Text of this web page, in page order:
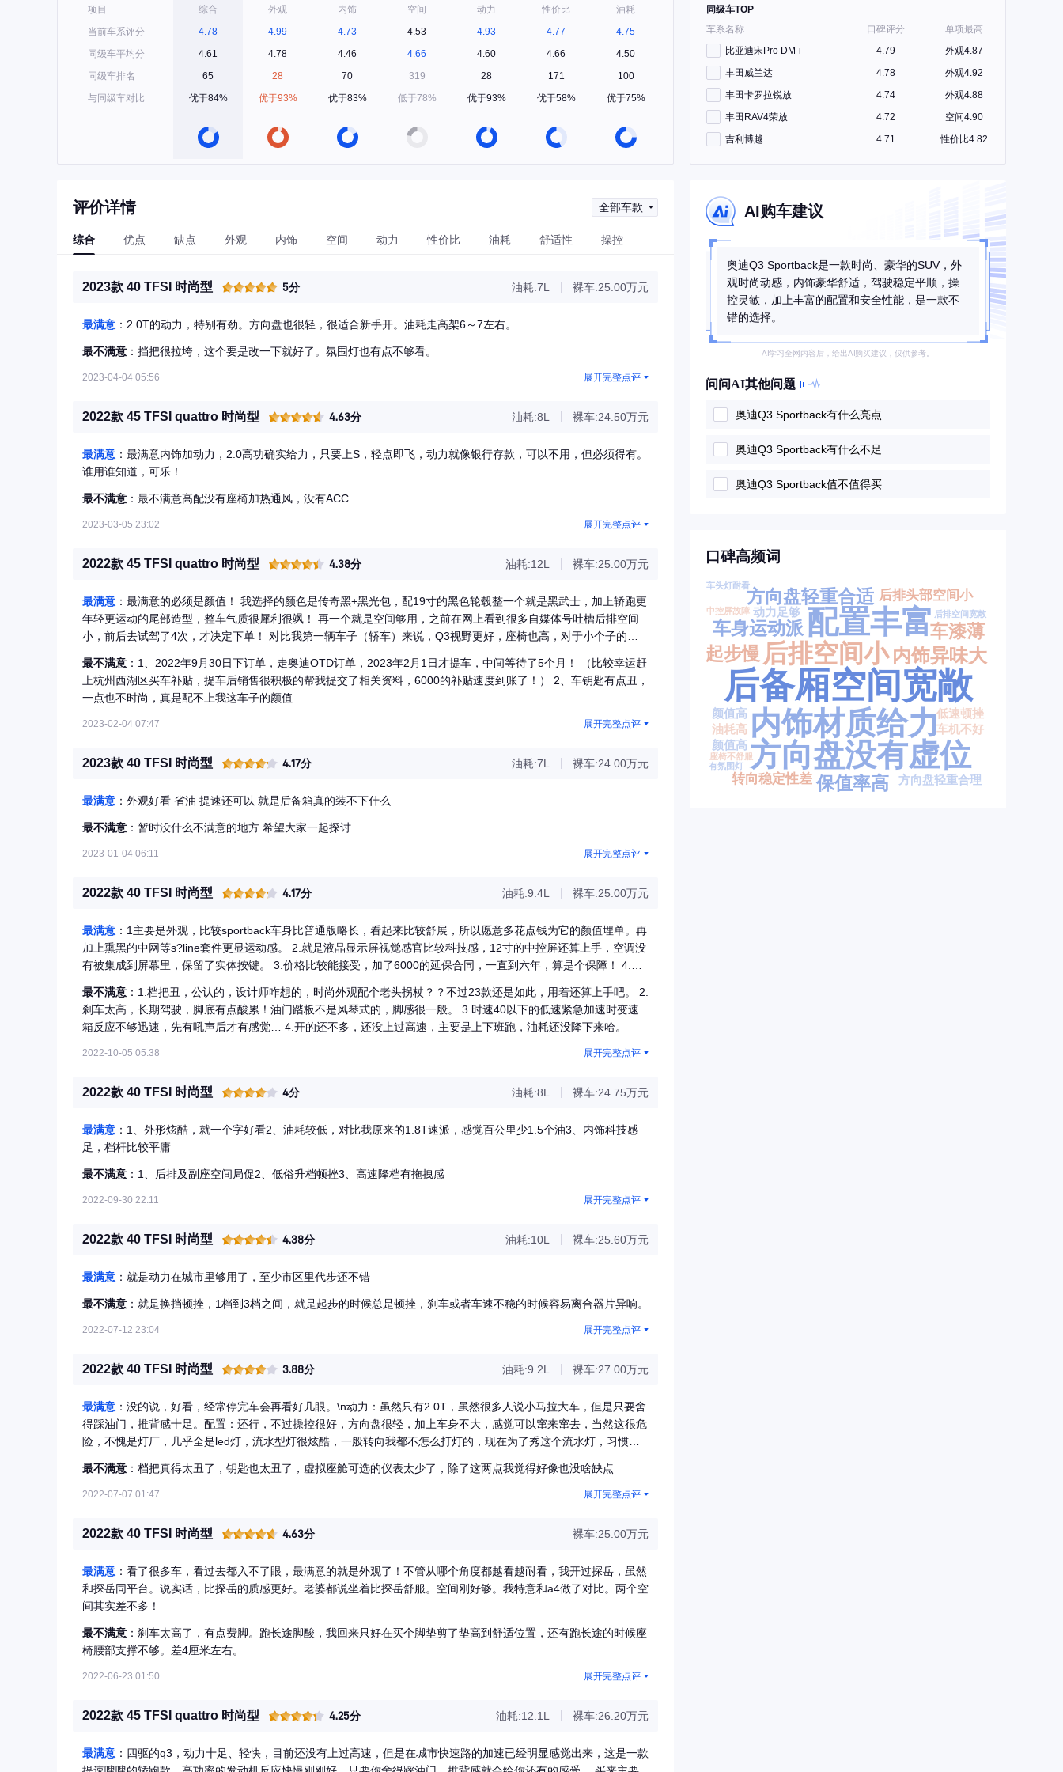
项目
当前车系评分
同级车平均分
同级车排名
与同级车对比
综合
4.78
4.61
65
优于84%
外观
4.99
4.78
28
优于93%
内饰
4.73
4.46
70
优于83%
空间
4.53
4.66
319
低于78%
动力
4.93
4.60
28
优于93%
性价比
4.77
4.66
171
优于58%
油耗
4.75
4.50
100
优于75%
同级车TOP
车系名称
口碑评分
单项最高
比亚迪宋Pro DM-i
4.79
外观4.87
丰田威兰达
4.78
外观4.92
丰田卡罗拉锐放
4.74
外观4.88
丰田RAV4荣放
4.72
空间4.90
吉利博越
4.71 性价比4.82
评价详情 全部车款
综合 优点 缺点 外观 内饰 空间 动力 性价比 油耗 舒适性 操控
2023款 40 TFSI 时尚型 5分 油耗:7L 裸车:25.00万元
最满意 ：2.0T的动力，特别有劲。方向盘也很轻，很适合新手开。油耗走高架6～7左右。
最不满意 ：挡把很拉垮，这个要是改一下就好了。氛围灯也有点不够看。
2023-04-04 05:56 展开完整点评
2022款 45 TFSI quattro 时尚型 4.63分 油耗:8L 裸车:24.50万元
最满意 ：最满意内饰加动力，2.0高功确实给力，只要上S，轻点即飞，动力就像银行存款，可以不用，但必须得有。
谁用谁知道，可乐！
最不满意 ：最不满意高配没有座椅加热通风，没有ACC
2023-03-05 23:02 展开完整点评
2022款 45 TFSI quattro 时尚型 4.38分 油耗:12L 裸车:25.00万元
最满意 ：最满意的必须是颜值！ 我选择的颜色是传奇黑+黑光包，配19寸的黑色轮毂整一个就是黑武士，加上轿跑更
年轻更运动的尾部造型，整车气质很犀利很飒！ 再一个就是空间够用，之前在网上看到很多自媒体号吐槽后排空间
小，前后去试驾了4次，才决定下单！ 对比我第一辆车子（轿车）来说，Q3视野更好，座椅也高，对于小个子的我
最不满意 ：1、2022年9月30日下订单，走奥迪OTD订单，2023年2月1日才提车，中间等待了5个月！ （比较幸运赶
上杭州西湖区买车补贴，提车后销售很积极的帮我提交了相关资料，6000的补贴速度到账了！） 2、车钥匙有点丑，
一点也不时尚，真是配不上我这车子的颜值
2023-02-04 07:47 展开完整点评
2023款 40 TFSI 时尚型 4.17分 油耗:7L 裸车:24.00万元
最满意 ：外观好看 省油 提速还可以 就是后备箱真的装不下什么
最不满意 ：暂时没什么不满意的地方 希望大家一起探讨
2023-01-04 06:11 展开完整点评
2022款 40 TFSI 时尚型 4.17分 油耗:9.4L 裸车:25.00万元
最满意 ：1主要是外观，比较sportback车身比普通版略长，看起来比较舒展，所以愿意多花点钱为它的颜值埋单。再
加上熏黑的中网等s?line套件更显运动感。 2.就是液晶显示屏视觉感官比较科技感，12寸的中控屏还算上手，空调没
有被集成到屏幕里，保留了实体按键。 3.价格比较能接受，加了6000的延保合同，一直到六年，算是个保障！ 4.内
位，一百多时速紧急变道有信心，虽然牺牲了部分舒适性能但个人更青睐于此。
最不满意 ：1.档把丑，公认的，设计师咋想的，时尚外观配个老头拐杖？？不过23款还是如此，用着还算上手吧。 2.
刹车太高，长期驾驶，脚底有点酸累！油门踏板不是风琴式的，脚感很一般。 3.时速40以下的低速紧急加速时变速
箱反应不够迅速，先有吼声后才有感觉… 4.开的还不多，还没上过高速，主要是上下班跑，油耗还没降下来哈。
2022-10-05 05:38 展开完整点评
2022款 40 TFSI 时尚型 4分 油耗:8L 裸车:24.75万元
最满意 ：1、外形炫酷，就一个字好看2、油耗较低，对比我原来的1.8T速派，感觉百公里少1.5个油3、内饰科技感
足，档杆比较平庸
最不满意 ：1、后排及副座空间局促2、低俗升档顿挫3、高速降档有拖拽感
2022-09-30 22:11 展开完整点评
2022款 40 TFSI 时尚型 4.38分 油耗:10L 裸车:25.60万元
最满意 ：就是动力在城市里够用了，至少市区里代步还不错
最不满意 ：就是换挡顿挫，1档到3档之间，就是起步的时候总是顿挫，刹车或者车速不稳的时候容易离合器片异响。
2022-07-12 23:04 展开完整点评
2022款 40 TFSI 时尚型 3.88分 油耗:9.2L 裸车:27.00万元
最满意 ：没的说，好看，经常停完车会再看好几眼。\n动力：虽然只有2.0T，虽然很多人说小马拉大车，但是只要舍
得踩油门，推背感十足。配置：还行，不过操控很好，方向盘很轻，加上车身不大，感觉可以窜来窜去，当然这很危
险，不愧是灯厂，几乎全是led灯，流水型灯很炫酷，一般转向我都不怎么打灯的，现在为了秀这个流水灯，习惯性
最不满意 ：档把真得太丑了，钥匙也太丑了，虚拟座舱可选的仪表太少了，除了这两点我觉得好像也没啥缺点
2022-07-07 01:47 展开完整点评
2022款 40 TFSI 时尚型 4.63分 裸车:25.00万元
最满意 ：看了很多车，看过去都入不了眼，最满意的就是外观了！不管从哪个角度都越看越耐看，我开过探岳，虽然
和探岳同平台。说实话，比探岳的质感更好。老婆都说坐着比探岳舒服。空间刚好够。我特意和a4做了对比。两个空
间其实差不多！
最不满意 ：刹车太高了，有点费脚。跑长途脚酸，我回来只好在买个脚垫剪了垫高到舒适位置，还有跑长途的时候座
椅腰部支撑不够。差4厘米左右。
2022-06-23 01:50 展开完整点评
2022款 45 TFSI quattro 时尚型 4.25分 油耗:12.1L 裸车:26.20万元
最满意 ：四驱的q3，动力十足、轻快，目前还没有上过高速，但是在城市快速路的加速已经明显感觉出来，这是一款
AI购车建议
奥迪Q3 Sportback是一款时尚、豪华的SUV，外
观时尚动感，内饰豪华舒适，驾驶稳定平顺，操
控灵敏，加上丰富的配置和安全性能，是一款不
错的选择。
AI学习全网内容后，给出AI购买建议，仅供参考。
问问AI其他问题
奥迪Q3 Sportback有什么亮点
奥迪Q3 Sportback有什么不足
奥迪Q3 Sportback值不值得买
口碑高频词